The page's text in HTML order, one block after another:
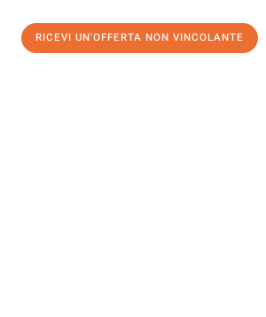
RICEVI UN'OFFERTA NON VINCOLANTE